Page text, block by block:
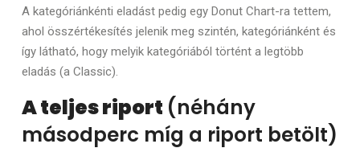
A kategóriánkénti eladást pedig egy Donut Chart-ra tettem,
ahol összértékesítés jelenik meg szintén, kategóriánként és
így látható, hogy melyik kategóriából történt a legtöbb
eladás (a Classic).
A teljes riport (néhány
másodperc míg a riport betölt)